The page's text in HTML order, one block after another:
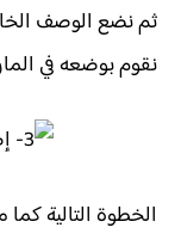
نقوم بوضعه في